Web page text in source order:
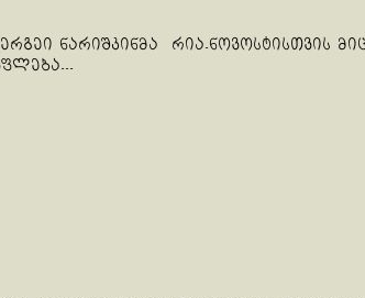
ნარიშკინმა რია.ნოვოსტისთვის